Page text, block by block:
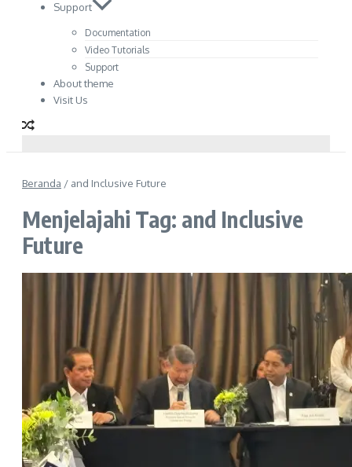
Support
Documentation
Video Tutorials
Support
About theme
Visit Us
Beranda / and Inclusive Future
Menjelajahi Tag: and Inclusive
Future